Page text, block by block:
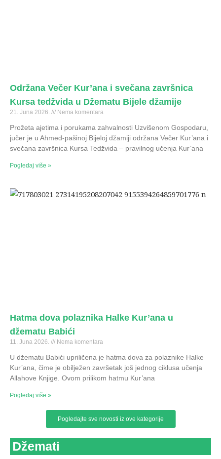
Održana Večer Kur’ana i svečana završnica
Kursa tedžvida u Džematu Bijele džamije
21. Juna 2026. Nema komentara
Prožeta ajetima i porukama zahvalnosti Uzvišenom Gospodaru,
jučer je u Ahmed-pašinoj Bijeloj džamiji održana Večer Kur’ana i
svečana završnica Kursa Tedžvida – pravilnog učenja Kur’ana
Pogledaj više »
Hatma dova polaznika Halke Kur’ana u
džematu Babići
11. Juna 2026. Nema komentara
U džematu Babići upriličena je hatma dova za polaznike Halke
Kur’ana, čime je obilježen završetak još jednog ciklusa učenja
Allahove Knjige. Ovom prilikom hatmu Kur’ana
Pogledaj više »
Pogledajte sve novosti iz ove kategorije
Džemati